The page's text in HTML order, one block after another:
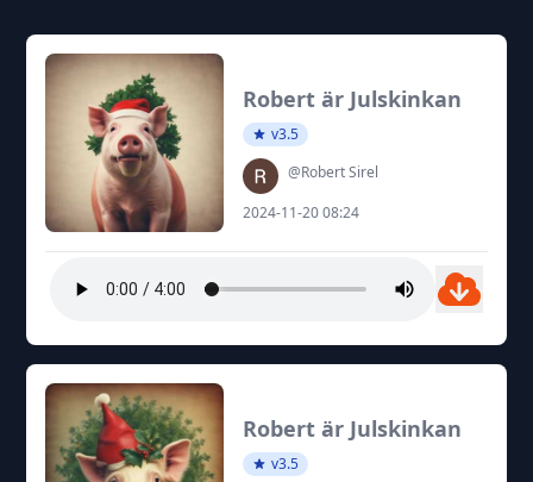
Robert är Julskinkan
v3.5
@Robert Sirel
2024-11-20 08:24
Robert är Julskinkan
v3.5